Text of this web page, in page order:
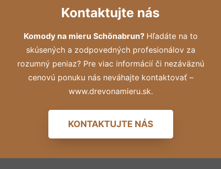
Kontaktujte nás
Komody na mieru Schönabrun? Hľadáte na to
skúsených a zodpovedných profesionálov za
rozumný peniaz? Pre viac informácií či nezáväznú
cenovú ponuku nás neváhajte kontaktovať –
www.drevonamieru.sk.
KONTAKTUJTE NÁS